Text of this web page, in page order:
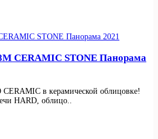
CERAMIC STONE Панорама
в керамической облицовке!
HARD, облицо..